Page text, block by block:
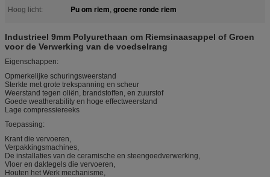
Hoog licht:
Pu om riem, groene ronde riem
Industrieel 9mm Polyurethaan om Riemsinaasappel of Groen
voor de Verwerking van de voedselrang
Eigenschappen:
Opmerkelijke schuringsweerstand
Sterkte met grote trekspanning en scheur
Weerstand tegen oliën, brandstoffen, en zuurstof
Goede weatherability en hoge effectweerstand
Lage compressiereeks
Toepassing:
Krant die vervoeren,
Verpakkingsmachines,
De installaties van de ceramische en steengoedverwerking,
Vloer en daktegels die vervoeren,
Houten het Werk mechanisme,